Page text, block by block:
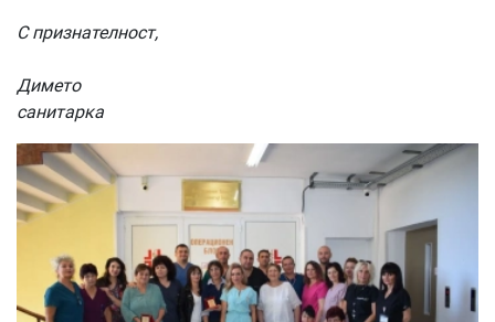
С признателност,
Димето
санитарка